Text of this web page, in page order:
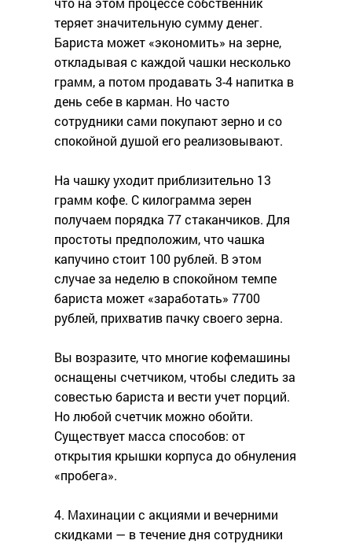
теряет значительную сумму денег.
Бариста может «экономить» на зерне,
откладывая с каждой чашки несколько
грамм, а потом продавать 3-4 напитка в
день себе в карман. Но часто
сотрудники сами покупают зерно и со
спокойной душой его реализовывают.
На чашку уходит приблизительно 13
грамм кофе. С килограмма зерен
получаем порядка 77 стаканчиков. Для
простоты предположим, что чашка
капучино стоит 100 рублей. В этом
случае за неделю в спокойном темпе
бариста может «заработать» 7700
рублей, прихватив пачку своего зерна.
Вы возразите, что многие кофемашины
оснащены счетчиком, чтобы следить за
совестью бариста и вести учет порций.
Но любой счетчик можно обойти.
Существует масса способов: от
открытия крышки корпуса до обнуления
«пробега».
4. Махинации с акциями и вечерними
скидками — в течение дня сотрудники